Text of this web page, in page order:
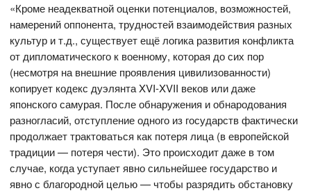
«Кроме неадекватной оценки потенциалов, возможностей,
намерений оппонента, трудностей взаимодействия разных
культур и т.д., существует ещё логика развития конфликта
от дипломатического к военному, которая до сих пор
(несмотря на внешние проявления цивилизованности)
копирует кодекс дуэлянта XVI-XVII веков или даже
японского самурая. После обнаружения и обнародования
разногласий, отступление одного из государств фактически
продолжает трактоваться как потеря лица (в европейской
традиции — потеря чести). Это происходит даже в том
случае, когда уступает явно сильнейшее государство и
явно с благородной целью — чтобы разрядить обстановку